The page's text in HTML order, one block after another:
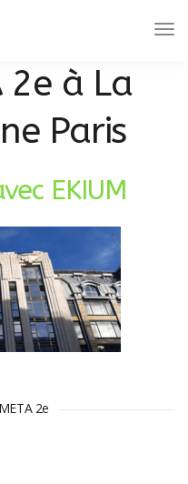
2e à La
Paris
EKIUM
2e